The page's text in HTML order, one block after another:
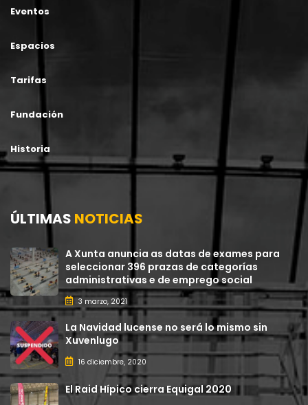
Eventos
Espacios
Tarifas
Fundación
Historia
ÚLTIMAS NOTICIAS
A Xunta anuncia as datas de exames para
seleccionar 396 prazas de categorías
administrativas e de emprego social
3 marzo, 2021
La Navidad lucense no será lo mismo sin
Xuvenlugo
16 diciembre, 2020
El Raid Hípico cierra Equigal 2020